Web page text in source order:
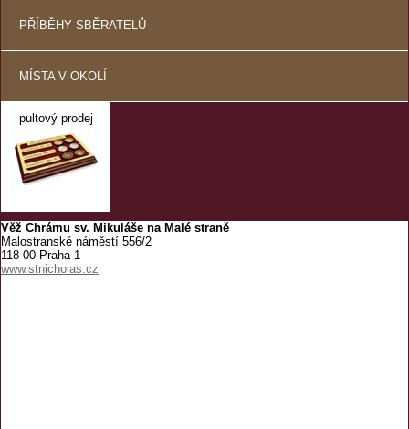
PŘÍBĚHY SBĚRATELŮ
MÍSTA V OKOLÍ
pultový prodej
Věž Chrámu sv. Mikuláše na Malé straně
Malostranské náměstí 556/2
118 00 Praha 1
www.stnicholas.cz